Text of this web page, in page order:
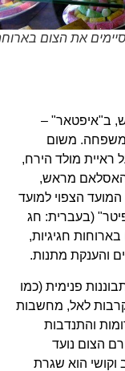
את הצום בארוחת
–
משום
מולד הירח,
מראש,
הצפוי למועד
(בעברית: חג
חגיגיות,
מתנות.
פנימית (כמו
לאל, מחשבות
והתנדבות
הצום נועד
הוא שגרת